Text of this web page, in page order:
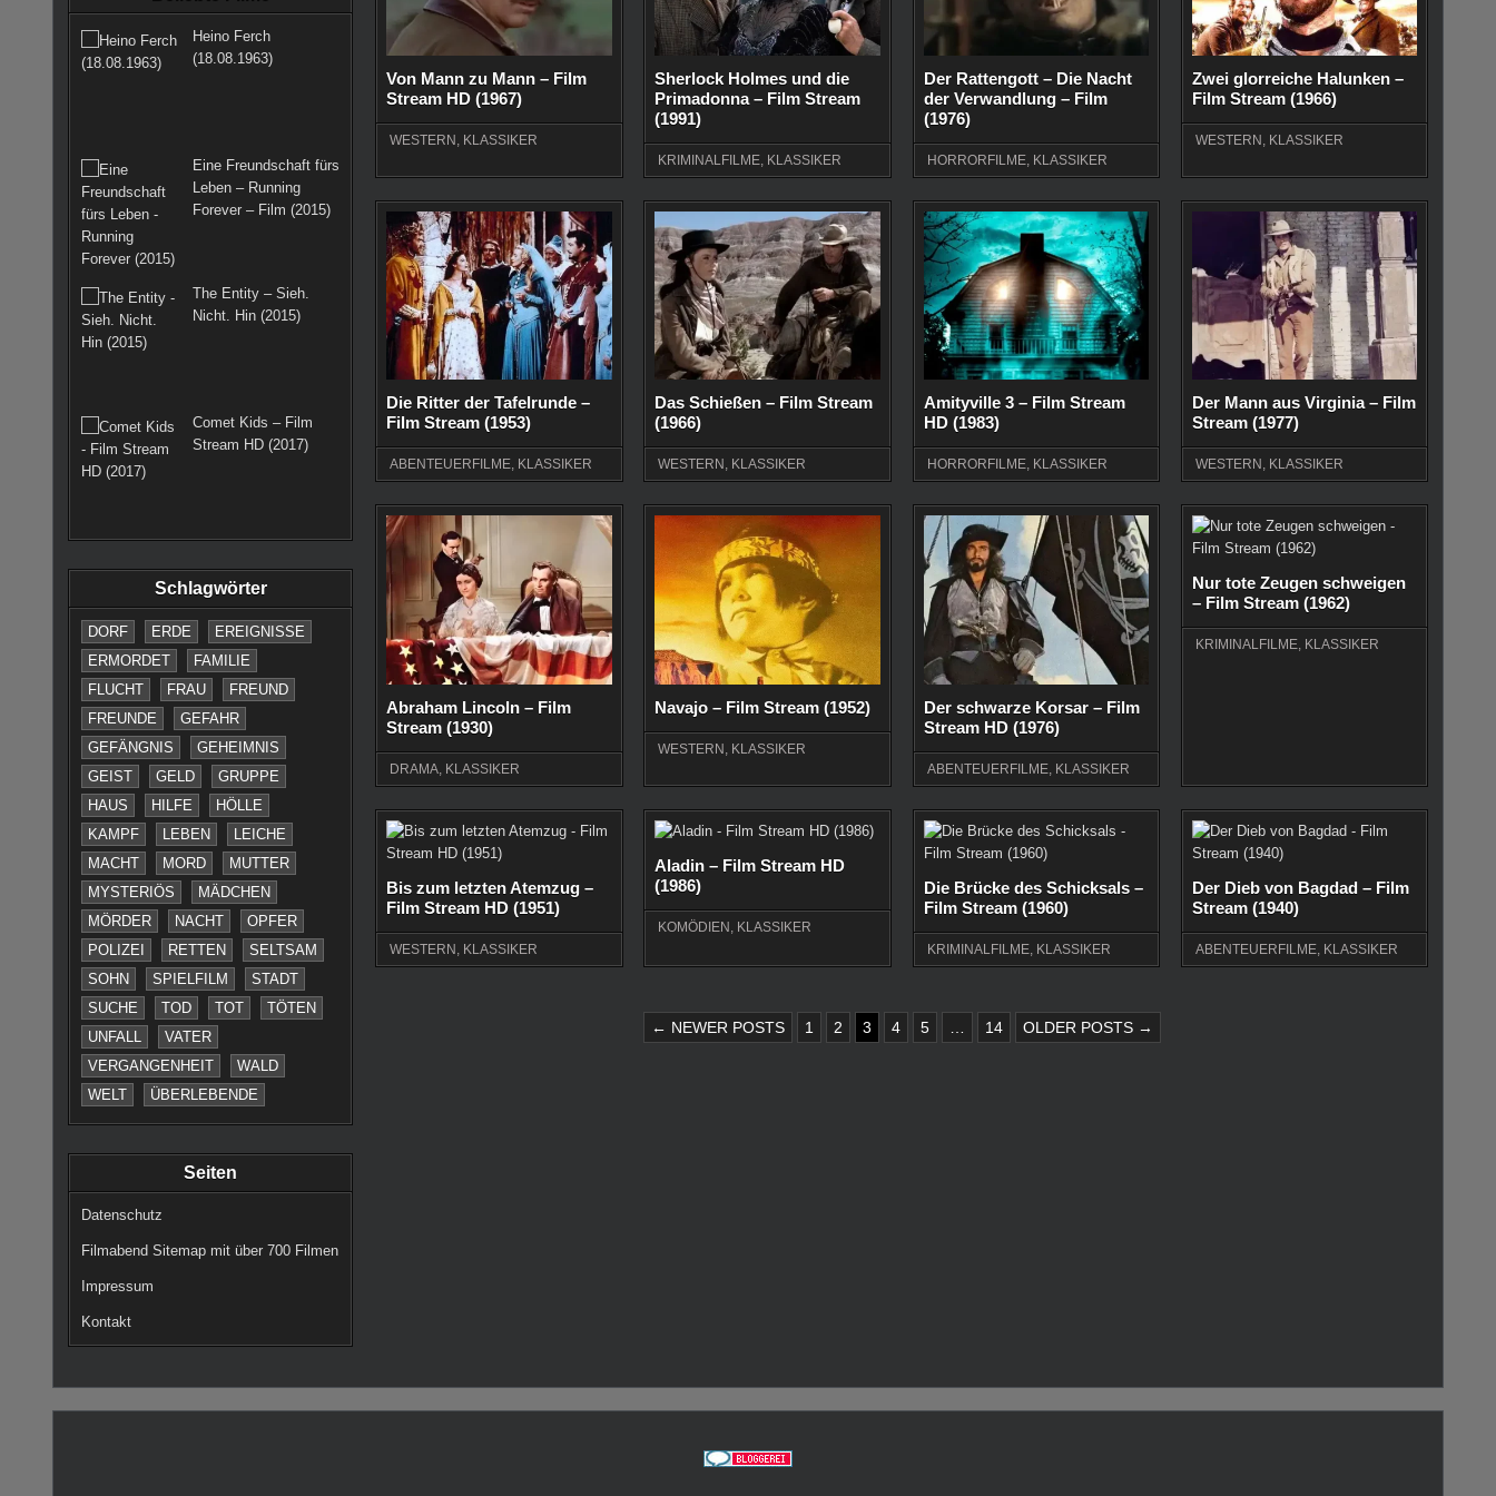
a
m
s
t
Heino Ferch
(18.08.1963)
Eine Freundschaft fürs
Leben – Running
Forever – Film (2015)
The Entity – Sieh.
Nicht. Hin (2015)
Comet Kids – Film
Stream HD (2017)
Schlagwörter
DORF ERDE
EREIGNISSE
ERMORDET
FAMILIE
FLUCHT
FRAU
FREUND
FREUNDE
GEFAHR
GEFÄNGNIS
GEHEIMNIS
GEIST
GELD
GRUPPE
HAUS
HILFE
HÖLLE
KAMPF
LEBEN
LEICHE
MACHT
MORD
MUTTER
MYSTERIÖS
MÄDCHEN
MÖRDER
NACHT
OPFER
POLIZEI
RETTEN
SELTSAM
SOHN
SPIELFILM
STADT
SUCHE
TOD TOT
TÖTEN
UNFALL
VATER
VERGANGENHEIT
WALD
WELT
ÜBERLEBENDE
Seiten
Datenschutz
Filmabend Sitemap mit über 700 Filmen
Impressum
Kontakt
Von Mann zu Mann – Film
Stream HD (1967)
WESTERN KLASSIKER
Sherlock Holmes und die
Primadonna – Film Stream
(1991)
KRIMINALFILME KLASSIKER
Der Rattengott – Die Nacht
der Verwandlung – Film
(1976)
HORRORFILME, KLASSIKER
Zwei glorreiche Halunken –
Film Stream (1966)
WESTERN KLASSIKER
Die Ritter der Tafelrunde –
Film Stream (1953)
ABENTEUERFILME, KLASSIKER
Das Schießen – Film Stream
(1966)
WESTERN , KLASSIKER
Amityville 3 – Film Stream
HD (1983)
HORRORFILME, KLASSIKER
Der Mann aus Virginia – Film
Stream (1977)
WESTERN , KLASSIKER
Abraham Lincoln – Film
Stream (1930)
DRAMA, KLASSIKER
Navajo – Film Stream (1952)
WESTERN , KLASSIKER
Der schwarze Korsar – Film
Stream HD (1976)
ABENTEUERFILME, KLASSIKER
Nur tote Zeugen schweigen
– Film Stream (1962)
KRIMINALFILME, KLASSIKER
Bis zum letzten Atemzug –
Film Stream HD (1951)
WESTERN , KLASSIKER
Aladin – Film Stream HD
(1986)
KOMÖDIEN , KLASSIKER
Die Brücke des Schicksals –
Film Stream (1960)
KRIMINALFILME, KLASSIKER
Der Dieb von Bagdad – Film
Stream (1940)
ABENTEUERFILME, KLASSIKER
SEITENNUMMERIERUNG
← NEWER POSTS 1 2 3 4 5 14 OLDER POSTS →